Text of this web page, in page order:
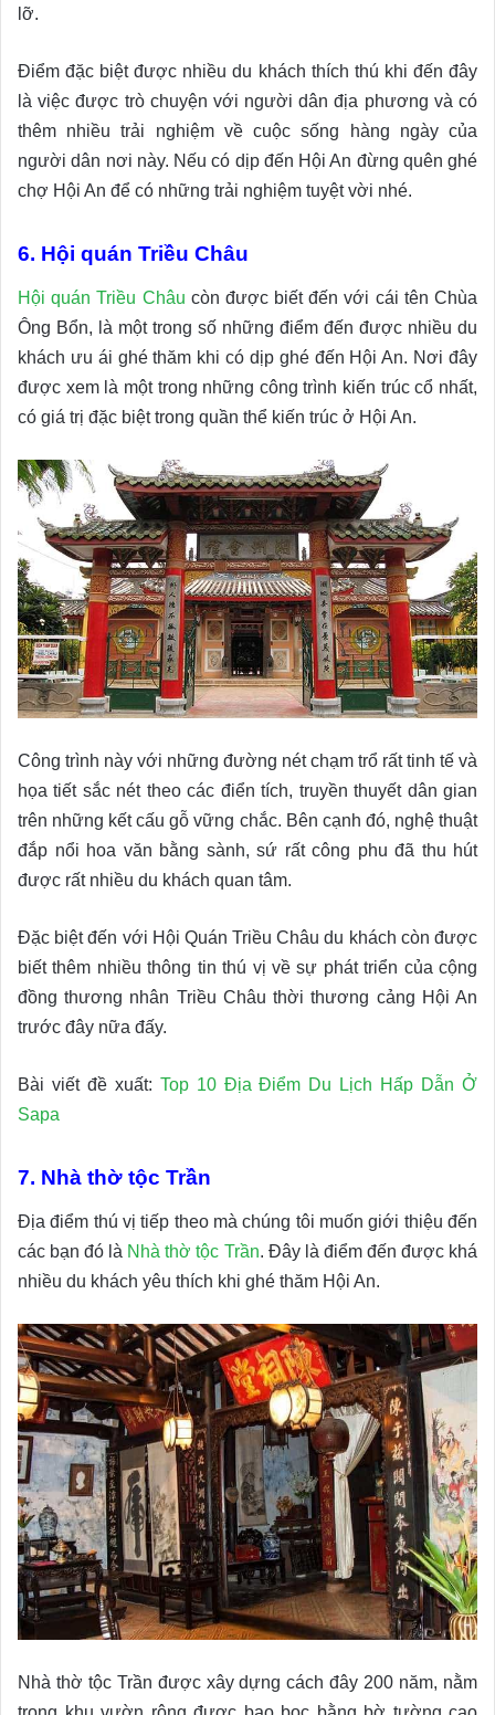
lỡ.
Điểm đặc biệt được nhiều du khách thích thú khi đến đây
là việc được trò chuyện với người dân địa phương và có
thêm nhiều trải nghiệm về cuộc sống hàng ngày của
người dân nơi này. Nếu có dịp đến Hội An đừng quên ghé
chợ Hội An để có những trải nghiệm tuyệt vời nhé.
6. Hội quán Triều Châu
Hội quán Triều Châu còn được biết đến với cái tên Chùa
Ông Bổn, là một trong số những điểm đến được nhiều du
khách ưu ái ghé thăm khi có dịp ghé đến Hội An. Nơi đây
được xem là một trong những công trình kiến trúc cổ nhất,
có giá trị đặc biệt trong quần thể kiến trúc ở Hội An.
Công trình này với những đường nét chạm trổ rất tinh tế và
họa tiết sắc nét theo các điển tích, truyền thuyết dân gian
trên những kết cấu gỗ vững chắc. Bên cạnh đó, nghệ thuật
đắp nổi hoa văn bằng sành, sứ rất công phu đã thu hút
được rất nhiều du khách quan tâm.
Đặc biệt đến với Hội Quán Triều Châu du khách còn được
biết thêm nhiều thông tin thú vị về sự phát triển của cộng
đồng thương nhân Triều Châu thời thương cảng Hội An
trước đây nữa đấy.
Bài viết đề xuất: Top 10 Địa Điểm Du Lịch Hấp Dẫn Ở
Sapa
7. Nhà thờ tộc Trần
Địa điểm thú vị tiếp theo mà chúng tôi muốn giới thiệu đến
các bạn đó là Nhà thờ tộc Trần. Đây là điểm đến được khá
nhiều du khách yêu thích khi ghé thăm Hội An.
Nhà thờ tộc Trần được xây dựng cách đây 200 năm, nằm